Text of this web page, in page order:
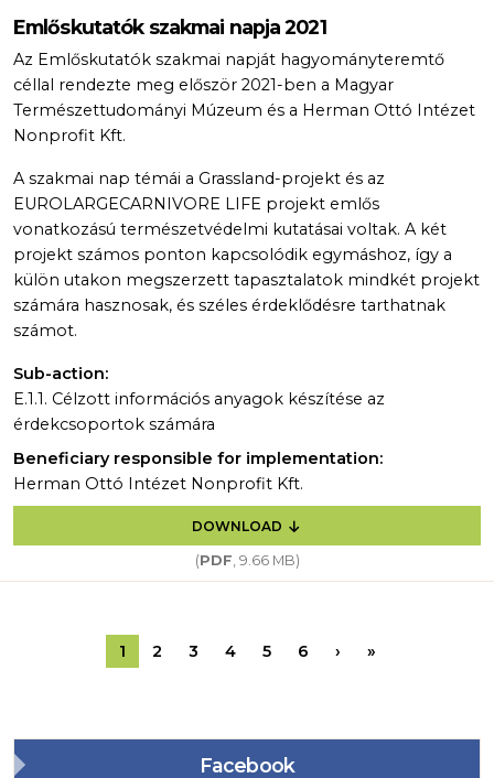
Emlőskutatók szakmai napja 2021
Az Emlőskutatók szakmai napját hagyományteremtő
céllal rendezte meg először 2021-ben a Magyar
Természettudományi Múzeum és a Herman Ottó Intézet
Nonprofit Kft.
A szakmai nap témái a Grassland-projekt és az
EUROLARGECARNIVORE LIFE projekt emlős
vonatkozású természetvédelmi kutatásai voltak. A két
projekt számos ponton kapcsolódik egymáshoz, így a
külön utakon megszerzett tapasztalatok mindkét projekt
számára hasznosak, és széles érdeklődésre tarthatnak
számot.
Sub-action:
E.1.1. Célzott információs anyagok készítése az
érdekcsoportok számára
Beneficiary responsible for implementation:
Herman Ottó Intézet Nonprofit Kft.
DOWNLOAD
(PDF, 9.66 MB)
1 2 3 4 5 6 ›Next page
»Last page
Facebook